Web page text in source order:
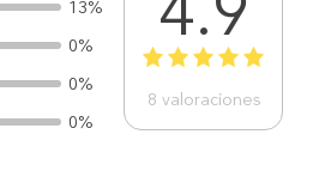
13%
0%
0%
0%
1 2 3 4 5
8 valoraciones